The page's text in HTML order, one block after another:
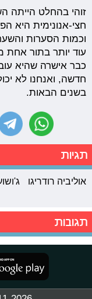
זוהי בהחלט הייתה
חצי-אנונימית היא
וכמות הסערות
עוד יותר בתור אחת
כבר אישרה שהיא
חדשה, ואנחנו לא
בשנים הבאות.
תגיות
אוליביה רודריגו
תגובות